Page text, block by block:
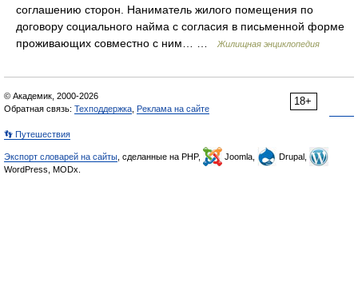
соглашению сторон. Наниматель жилого помещения по
договору социального найма с согласия в письменной форме
проживающих совместно с ним… …
Жилищная энциклопедия
18+
© Академик, 2000-2026
Обратная связь: Техподдержка Реклама на сайте
👣 Путешествия
Экспорт словарей на сайты , сделанные на PHP, Joomla,
Drupal,
WordPress, MODx.